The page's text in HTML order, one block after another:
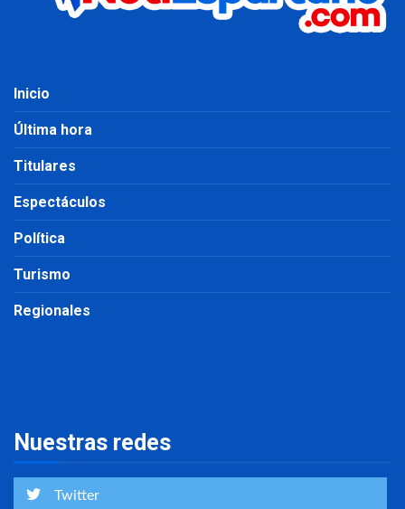
Inicio
Última hora
Titulares
Espectáculos
Política
Turismo
Regionales
Nuestras redes
Twitter